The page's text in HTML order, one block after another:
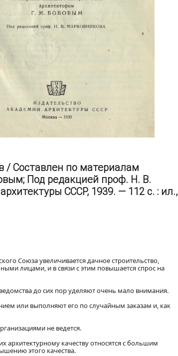
/ Составлен по материалам
Под редакцией проф. Н. В.
СССР, 1939. — 112 с. : ил.,
Союза увеличивается дачное строительство,
лицами, и в связи с этим повышается спрос на
до сих пор уделяют очень мало внимания.
или выполняют его по случайным заказам и, как
не ведется.
архитектурному качеству относятся с большим
этого качества.